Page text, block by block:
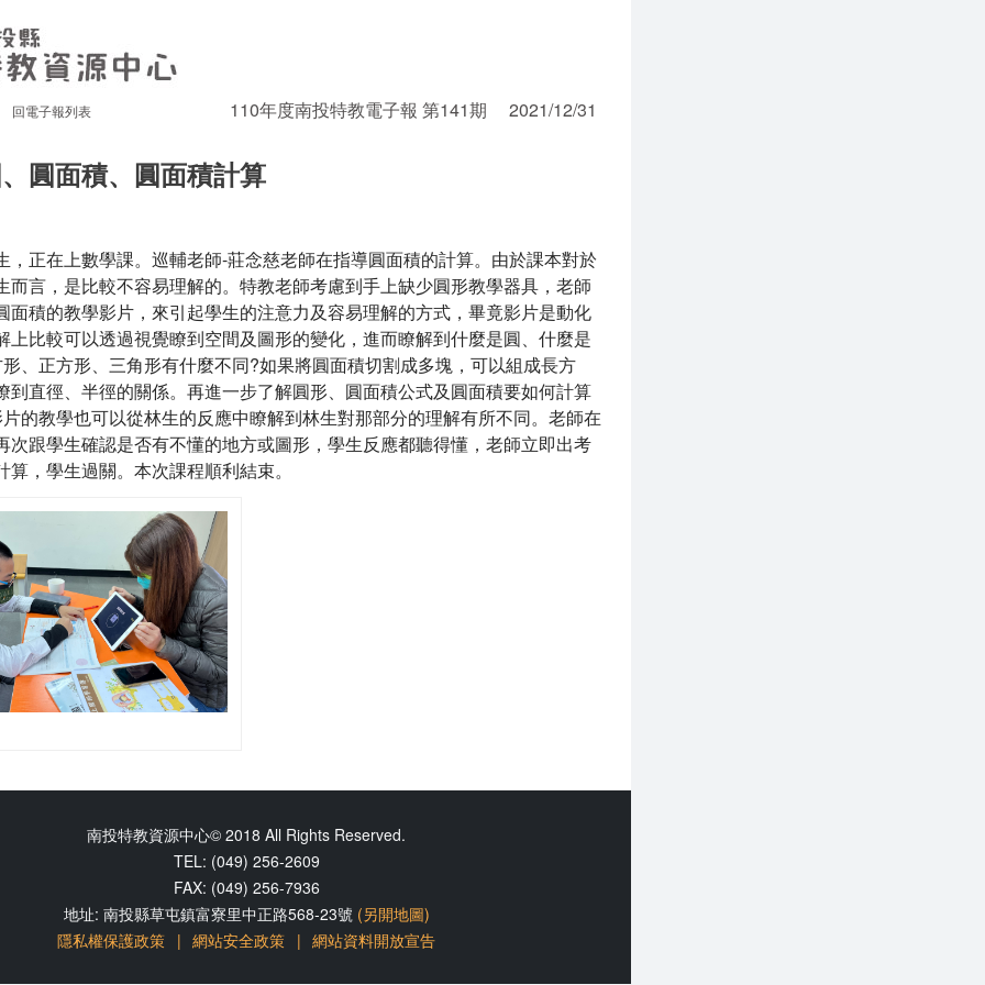
回電子報列表 110年度南投特教電子報 第141期 2021/12/31
圓面積、圓面積計算
，正在上數學課。巡輔老師-莊念慈老師在指導圓面積的計算。由於課本對於
而言，是比較不容易理解的。特教老師考慮到手上缺少圓形教學器具，老師
面積的教學影片，來引起學生的注意力及容易理解的方式，畢竟影片是動化
上比較可以透過視覺瞭到空間及圖形的變化，進而瞭解到什麼是圓、什麼是
、正方形、三角形有什麼不同?如果將圓面積切割成多塊，可以組成長方
到直徑、半徑的關係。再進一步了解圓形、圓面積公式及圓面積要如何計算
的教學也可以從林生的反應中瞭解到林生對那部分的理解有所不同。老師在
次跟學生確認是否有不懂的地方或圖形，學生反應都聽得懂，老師立即出考
算，學生過關。本次課程順利結束。
南投特教資源中心© 2018 All Rights Reserved.
TEL: (049) 256-2609
FAX: (049) 256-7936
地址: 南投縣草屯鎮富寮里中正路568-23號 (另開地圖)
隱私權保護政策
網站安全政策 網站資料開放宣告